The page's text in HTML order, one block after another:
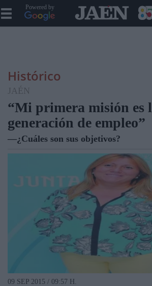
Powered by
Histórico
JAÉN
“Mi primera misión es
generación de empleo”
—¿Cuáles son sus objetivos?
09 SEP 2015 / 09:57 H.